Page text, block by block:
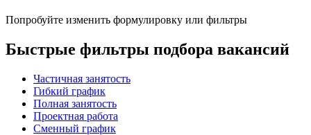
Попробуйте изменить формулировку или фильтры
Быстрые фильтры подбора вакансий
Частичная занятость
Гибкий график
Полная занятость
Проектная работа
Сменный график